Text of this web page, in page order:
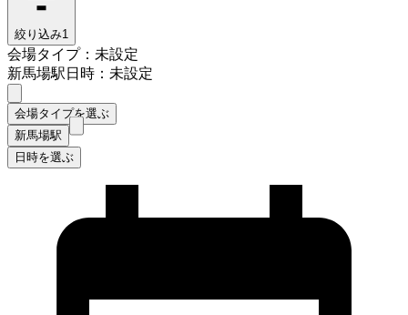
絞り込み1
会場タイプ：未設定
新馬場駅日時：未設定
会場タイプを選ぶ
新馬場駅
日時を選ぶ